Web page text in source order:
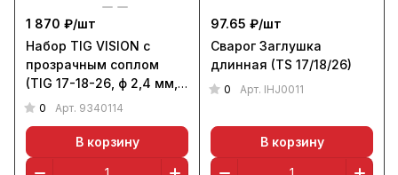
1 870 ₽/шт
Набор TIG VISION с
прозрачным соплом
(TIG 17-18-26, ф 2,4 мм,
9 шт., в кейсе), Aurora
0 Арт. 9340114
В корзину
97.65 ₽/шт
Сварог Заглушка
длинная (TS 17/18/26)
0 Арт. IHJ0011
В корзину